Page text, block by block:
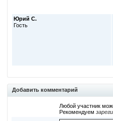
Юрий С.
Гость
Добавить комментарий
Любой участник
Рекомендуем